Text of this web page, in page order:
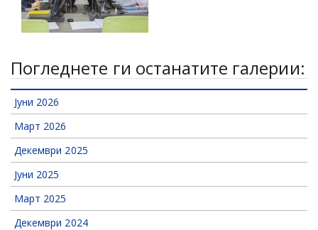
Погледнете ги останатите галерии:
Јуни 2026
Март 2026
Декември 2025
Јуни 2025
Март 2025
Декември 2024